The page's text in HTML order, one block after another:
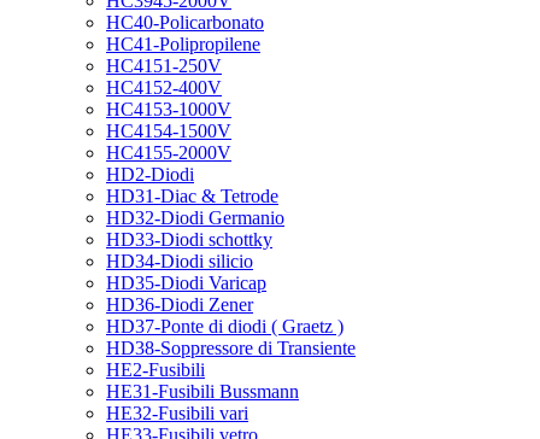
HC40-Policarbonato
HC41-Polipropilene
HC4151-250V
HC4152-400V
HC4153-1000V
HC4154-1500V
HC4155-2000V
HD2-Diodi
HD31-Diac & Tetrode
HD32-Diodi Germanio
HD33-Diodi schottky
HD34-Diodi silicio
HD35-Diodi Varicap
HD36-Diodi Zener
HD37-Ponte di diodi ( Graetz )
HD38-Soppressore di Transiente
HE2-Fusibili
HE31-Fusibili Bussmann
HE32-Fusibili vari
HE33-Fusibili vetro